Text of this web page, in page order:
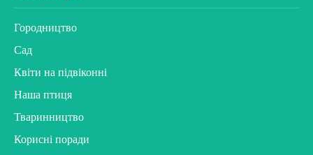
Городництво
Сад
Квіти на підвіконні
Наша птиця
Тваринництво
Корисні поради